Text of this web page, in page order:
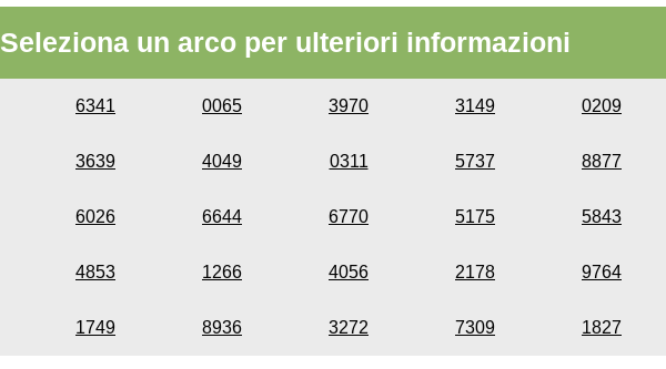
Seleziona un arco per ulteriori informazioni
6341 0065 3970 3149 0209
3639 4049 0311 5737 8877
6026 6644 6770 5175 5843
4853 1266 4056 2178 9764
1749 8936 3272 7309 1827